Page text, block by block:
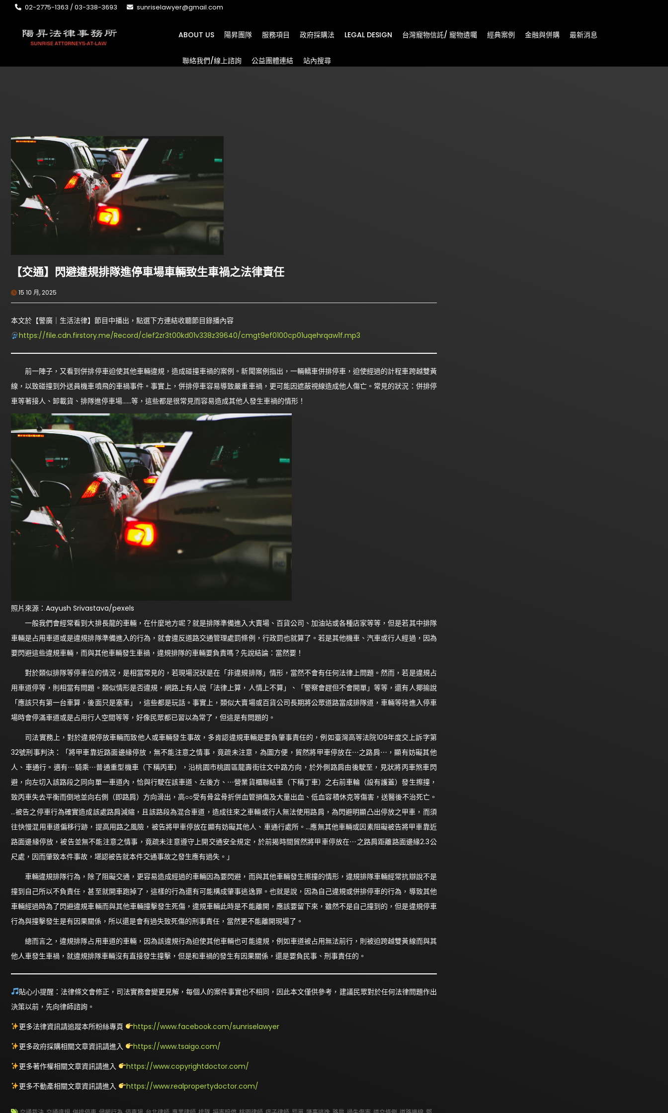
02-2775-1363 / 03-338-3693 sunriselawyer@gmail.com
ABOUT US 陽昇團隊 服務項目 政府採購法 LEGAL DESIGN 台灣寵物信託/ 寵物遺囑 經典案例 金融與併購 最新消息
聯絡我們/線上諮詢 公益團體連結 站內搜尋
【交通】閃避違規排隊進停車場車輛致生車禍之法律責任
15 10 月, 2025
本文於【警廣｜生活法律】節目中播出，點選下方連結收聽節目錄播內容
https://file.cdn.firstory.me/Record/clef2zr3t00kd01v338z39640/cmgt9ef0100cp01uqehrqaw1f.mp3
前一陣子，又看到併排停車迫使其他車輛違規，造成碰撞車禍的案例。新聞案例指出，一輛轎車併排停車，迫使經過的計程車跨越雙黃
線，以致碰撞到外送員機車噴飛的車禍事件。事實上，併排停車容易導致嚴重車禍，更可能因遮蔽視線造成他人傷亡。常見的狀況：併排停
車等著接人、卸載貨、排隊進停車場……等，這些都是很常見而容易造成其他人發生車禍的情形！
照片來源：Aayush Srivastava/pexels
一般我們會經常看到大排長龍的車輛，在什麼地方呢？就是排隊準備進入大賣場、百貨公司、加油站或各種店家等等，但是若其中排隊
車輛是占用車道或是違規排隊準備進入的行為，就會違反道路交通管理處罰條例，行政罰也就算了。若是其他機車、汽車或行人經過，因為
要閃避這些違規車輛，而與其他車輛發生車禍，違規排隊的車輛要負責嗎？先說結論：當然要！
對於類似排隊等停車位的情況，是相當常見的，若現場況狀是在「非違規排隊」情形，當然不會有任何法律上問題。然而，若是違規占
用車道停等，則相當有問題。類似情形是否違規，網路上有人說「法律上算，人情上不算」、「警察會趕但不會開單」等等，還有人揶揄說
「應該只有第一台車算，後面只是塞車」，這些都是玩話。事實上，類似大賣場或百貨公司長期將公眾道路當成排隊道，車輛等待進入停車
場時會停滿車道或是占用行人空間等等，好像民眾都已習以為常了，但這是有問題的。
司法實務上，對於違規停放車輛而致他人或車輛發生事故，多肯認違規車輛是要負肇事責任的，例如臺灣高等法院109年度交上訴字第
32號刑事判決：「將甲車靠近路面邊緣停放，無不能注意之情事，竟疏未注意，為圖方便，貿然將甲車停放在⋯之路肩⋯，顯有妨礙其他
人、車通行。適有⋯騎乘⋯普通重型機車（下稱丙車），沿桃園市桃園區龍壽街往文中路方向，於外側路肩由後駛至，見狀將丙車煞車閃
避，向左切入該路段之同向單一車道內，恰與行駛在該車道、左後方、⋯營業貨櫃聯結車（下稱丁車）之右前車輪（設有護蓋）發生擦撞，
致丙車失去平衡而倒地並向右側（即路肩）方向滑出，高○○受有骨盆骨折併血管損傷及大量出血、低血容積休克等傷害，送醫後不治死亡。
…被告之停車行為確實造成該處路肩減縮，且該路段為混合車道，造成往來之車輛或行人無法使用路肩，為閃避明顯凸出停放之甲車，而須
往快慢混用車道偏移行跡，提高用路之風險，被告將甲車停放在顯有妨礙其他人、車通行處所。…應無其他車輛或因素阻礙被告將甲車靠近
路面邊緣停放，被告並無不能注意之情事，竟疏未注意遵守上開交通安全規定，於前揭時間貿然將甲車停放在⋯之路肩距離路面邊緣2.3公
尺處，因而肇致本件事故，堪認被告就本件交通事故之發生應有過失。」
車輛違規排隊行為，除了阻礙交通，更容易造成經過的車輛因為要閃避，而與其他車輛發生擦撞的情形，違規排隊車輛經常抗辯說不是
撞到自己所以不負責任，甚至就開車跑掉了，這樣的行為還有可能構成肇事逃逸罪。也就是說，因為自己違規或併排停車的行為，導致其他
車輛經過時為了閃避違規車輛而與其他車輛撞擊發生死傷，違規車輛此時是不能離開，應該要留下來，雖然不是自己撞到的，但是違規停車
行為與撞擊發生是有因果關係，所以還是會有過失致死傷的刑事責任，當然更不能離開現場了。
總而言之，違規排隊占用車道的車輛，因為該違規行為迫使其他車輛也可能違規，例如車道被占用無法前行，則被迫跨越雙黃線而與其
他人車發生車禍，就違規排隊車輛沒有直接發生撞擊，但是和車禍的發生有因果關係，還是要負民事、刑事責任的。
貼心小提醒：法律條文會修正，司法實務會變更見解，每個人的案件事實也不相同，因此本文僅供參考，建議民眾對於任何法律問題作出
決策以前，先向律師諮詢。
更多法律資訊請追蹤本所粉絲專頁
https://www.facebook.com/sunriselawyer
更多政府採購相關文章資訊請進入
https://www.tsaigo.com/
更多著作權相關文章資訊請進入
https://www.copyrightdoctor.com/
更多不動產相關文章資訊請進入
https://www.realpropertydoctor.com/